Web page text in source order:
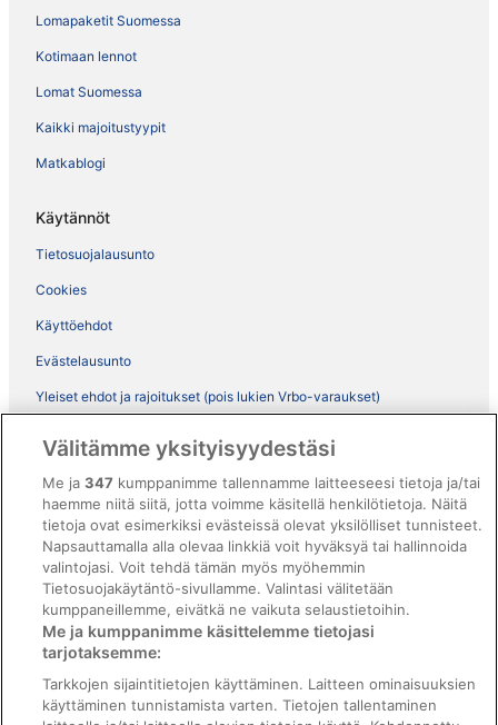
Lomapaketit Suomessa
Kotimaan lennot
Lomat Suomessa
Kaikki majoitustyypit
Matkablogi
Käytännöt
Tietosuojalausunto
Cookies
Käyttöehdot
Evästelausunto
Yleiset ehdot ja rajoitukset (pois lukien Vrbo-varaukset)
ebookers BONUS+ -ohjelman ehdot
Oikeudelliset tiedot / ota meihin yhteyttä
Sisältövaatimukset ja ilmoituksen tekeminen sisällöstä
Tuki
Ota yhteyttä
Varauksen muuttaminen tai peruuttaminen
Välitämme yksityisyydestäsi
Me ja347 kumppanimme tallennamme laitteeseesi tietoja ja/tai
haemme niitä siitä, jotta voimme käsitellä henkilötietoja. Näitä
tietoja ovat esimerkiksi evästeissä olevat yksilölliset tunnisteet.
Napsauttamalla alla olevaa linkkiä voit hyväksyä tai hallinnoida
valintojasi. Voit tehdä tämän myös myöhemmin
Tietosuojakäytäntö-sivullamme. Valintasi välitetään
kumppaneillemme, eivätkä ne vaikuta selaustietoihin.
Me ja kumppanimme käsittelemme tietojasi
tarjotaksemme:
Tarkkojen sijaintitietojen käyttäminen. Laitteen ominaisuuksien
käyttäminen tunnistamista varten. Tietojen tallentaminen